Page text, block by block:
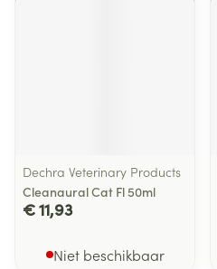
Dechra Veterinary Products
Cleanaural Cat Fl 50ml
€ 11,93
Niet beschikbaar